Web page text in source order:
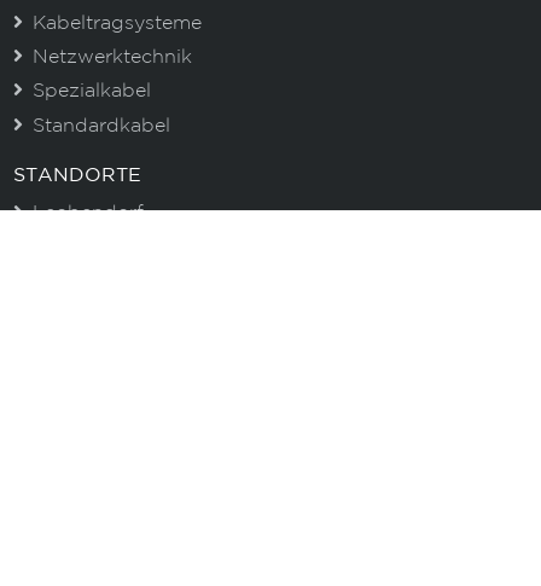
Kabeltragsysteme
Netzwerktechnik
Spezialkabel
Standardkabel
STANDORTE
Leobendorf